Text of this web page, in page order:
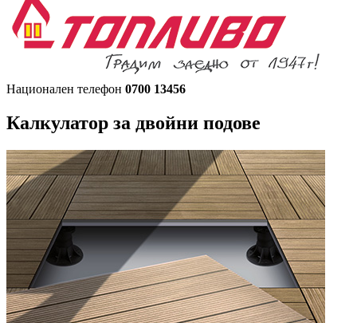
Национален телефон 0700 13456
Калкулатор за двойни подове